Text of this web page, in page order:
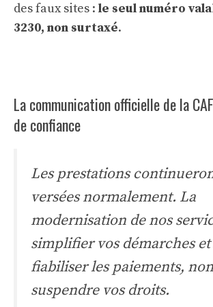
des faux sites : le seul numéro
3230, non surtaxé.
La communication officielle de la
de confiance
Les prestations
versées normalement. La
modernisation de nos
simplifier vos démarches et
fiabiliser les paiements,
suspendre vos droits.